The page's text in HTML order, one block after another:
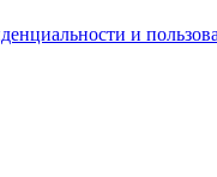
и